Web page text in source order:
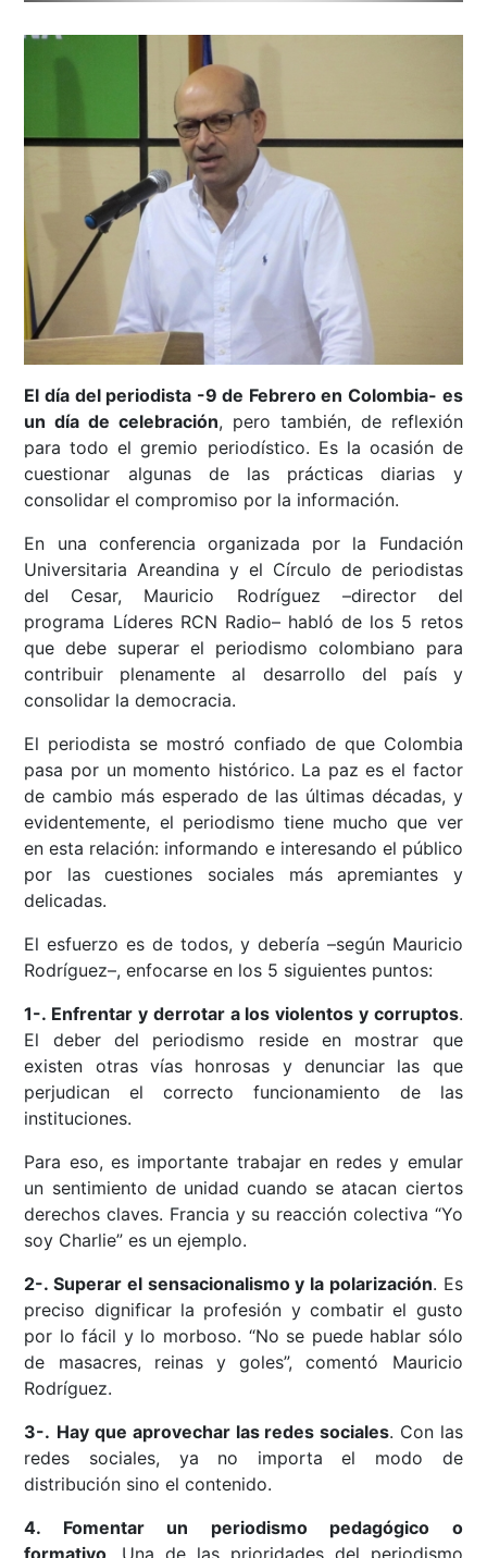
El día del periodista -9 de Febrero en Colombia- es
un día de celebración, pero también, de reflexión
para todo el gremio periodístico. Es la ocasión de
cuestionar algunas de las prácticas diarias y
consolidar el compromiso por la información.
En una conferencia organizada por la Fundación
Universitaria Areandina y el Círculo de periodistas
del Cesar, Mauricio Rodríguez –director del
programa Líderes RCN Radio– habló de los 5 retos
que debe superar el periodismo colombiano para
contribuir plenamente al desarrollo del país y
consolidar la democracia.
El periodista se mostró confiado de que Colombia
pasa por un momento histórico. La paz es el factor
de cambio más esperado de las últimas décadas, y
evidentemente, el periodismo tiene mucho que ver
en esta relación: informando e interesando el público
por las cuestiones sociales más apremiantes y
delicadas.
El esfuerzo es de todos, y debería –según Mauricio
Rodríguez–, enfocarse en los 5 siguientes puntos:
1-. Enfrentar y derrotar a los violentos y corruptos.
El deber del periodismo reside en mostrar que
existen otras vías honrosas y denunciar las que
perjudican el correcto funcionamiento de las
instituciones.
Para eso, es importante trabajar en redes y emular
un sentimiento de unidad cuando se atacan ciertos
derechos claves. Francia y su reacción colectiva “Yo
soy Charlie” es un ejemplo.
2-. Superar el sensacionalismo y la polarización. Es
preciso dignificar la profesión y combatir el gusto
por lo fácil y lo morboso. “No se puede hablar sólo
de masacres, reinas y goles”, comentó Mauricio
Rodríguez.
3-. Hay que aprovechar las redes sociales. Con las
redes sociales, ya no importa el modo de
distribución sino el contenido.
4. Fomentar un periodismo pedagógico o